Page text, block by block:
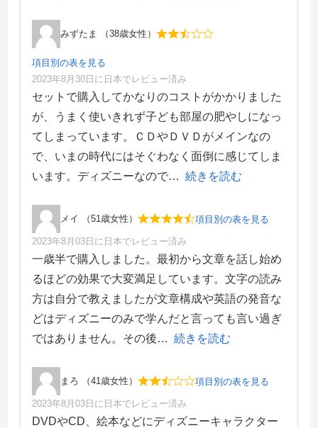
みずたま （38歳女性）
項目別の表を見る
項目別評価
価格・料金
2
学習効果
3
サポート体制
4
デザイン性
2023年8月30日に日本でレビュー済み
セットで購入してかなりのコストがかかりました
が、うまく使いきれず子ども部屋の肥やしになっ
てしまっています。ＣＤやＤＶＤがメインなの
で、いまの時代にはそぐわなく面倒に感じてしま
います。ディズニーなので
続きを読む
メイ （51歳女性） 項目別の表を見る
項目別評価
価格・料金
4
学習効果
5
サポート体制
5
デザイン性
3
2023年8月03日に日本でレビュー済み
一歳半で購入しました。最初から文章を話し始め
るほどの効果で大変満足しています。文字の読み
方は自分で教えましたが文章構成や英語の発音な
どはディズニーのみで学んだと言っても言い過ぎ
ではありません。その後
続きを読む
まろ （41歳女性） 項目別の表を見る
項目別評価
2023年8月03日に日本でレビュー済み
DVDやCD、絵本などにディズニーキャラクター